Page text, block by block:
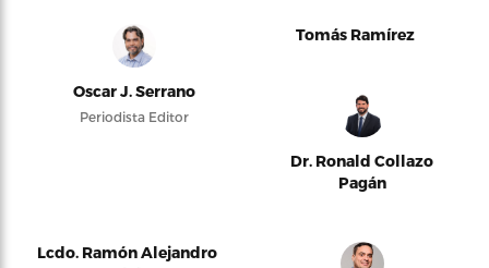
Oscar J. Serrano
Periodista Editor
Tomás Ramírez
Dr. Ronald Collazo
Pagán
Lcdo. Ramón Alejandro